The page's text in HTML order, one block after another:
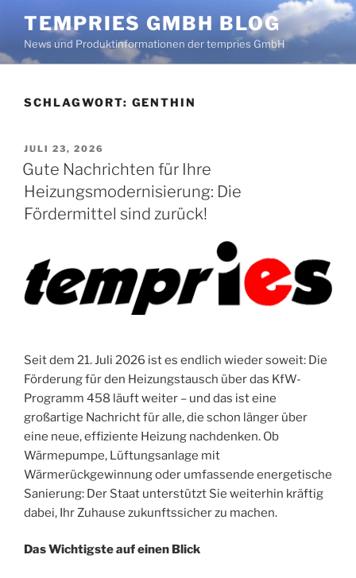
Inhalt
springen
TEMPRIES GMBH BLOG
News und Produktinformationen der tempries GmbH
SCHLAGWORT: GENTHIN
VERÖFFENTLICHT
AM
JULI 23, 2026
Gute Nachrichten für Ihre
Heizungsmodernisierung: Die
Fördermittel sind zurück!
Seit dem 21. Juli 2026 ist es endlich wieder soweit: Die
Förderung für den Heizungstausch über das KfW-
Programm 458 läuft weiter – und das ist eine
großartige Nachricht für alle, die schon länger über
eine neue, effiziente Heizung nachdenken. Ob
Wärmepumpe, Lüftungsanlage mit
Wärmerückgewinnung oder umfassende energetische
Sanierung: Der Staat unterstützt Sie weiterhin kräftig
dabei, Ihr Zuhause zukunftssicher zu machen.
Das Wichtigste auf einen Blick